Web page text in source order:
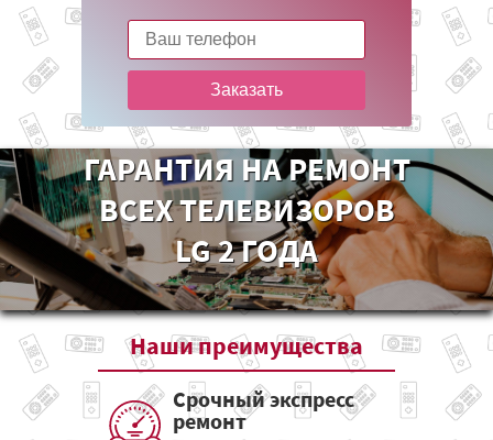
Заказать
ГАРАНТИЯ НА РЕМОНТ
ВСЕХ ТЕЛЕВИЗОРОВ
LG 2 ГОДА
Нашипреимущества
Срочный экспресс
ремонт